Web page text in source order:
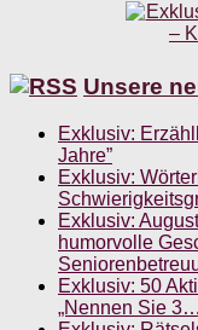
Unsere
Exklusiv:
Jahre”
Exklusiv:
Exklusiv:
humorvolle
Exklusiv: 50
„Nennen Sie